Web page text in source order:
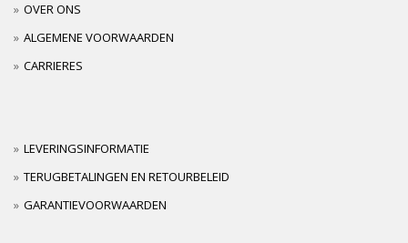
OVER ONS
ALGEMENE VOORWAARDEN
CARRIERES
LEVERINGSINFORMATIE
TERUGBETALINGEN EN RETOURBELEID
GARANTIEVOORWAARDEN